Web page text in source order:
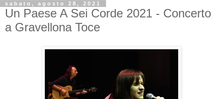
sabato, agosto 28, 2021
Un Paese A Sei Corde 2021 - Concerto
a Gravellona Toce